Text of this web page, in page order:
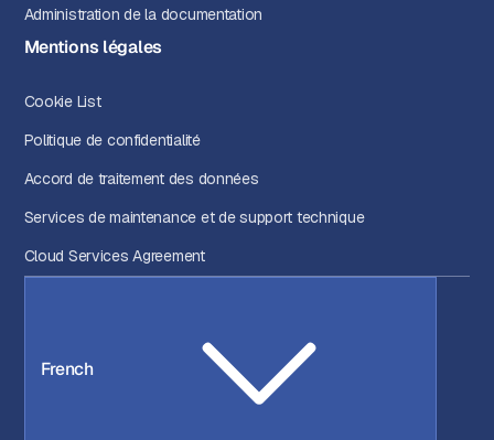
Administration de la documentation
Mentions légales
Cookie List
Politique de confidentialité
Accord de traitement des données
Services de maintenance et de support technique
Cloud Services Agreement
French